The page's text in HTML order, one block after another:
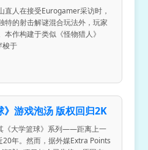
直人在接受Eurogamer采访时，
特的射击解谜混合玩法外，玩家
作构建于类似《怪物猎人》
梭于
》游戏泡汤 版权回归2K
《大学篮球》系列——距离上一
年。然而，据外媒Extra Points